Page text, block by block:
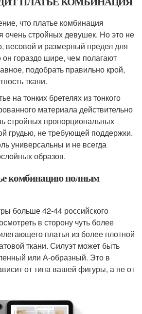
что платье комбинация
очень стройных девушек. Но это не
весовой и размерный предел для
он гораздо шире, чем полагают
подобрать правильно крой,
ткани.
на тонких бретелях из тонкого
материала действительно
стройных пропорциональных
грудью, не требующей поддержки.
универсальны и не всегда
образов.
комбинацию полным
больше 42-44 российского
в сторону чуть более
платья из более плотной
ткани. Силуэт может быть
или А-образный. Это в
от типа вашей фигуры, а не от